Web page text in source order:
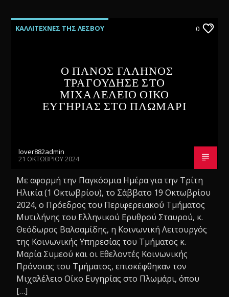
ΚΑΛΛΙΤΕΧΝΕΣ ΤΗΣ ΛΕΣΒΟΥ 0
Ο ΠΑΝΟΣ ΓΑΛΗΝΟΣ
ΤΡΑΓΟΥΔΗΣΕ ΣΤΟ
ΜΙΧΑΛΕΛΕΙΟ ΟΙΚΟ
ΕΥΓΗΡΙΑΣ ΣΤΟ ΠΛΩΜΑΡΙ
lover882admin
21 ΟΚΤΩΒΡΊΟΥ 2024
Με αφορμή την Παγκόσμια Ημέρα για την Τρίτη
Ηλικία (1 Οκτωβρίου), το Σάββατο 19 Οκτωβρίου
2024, ο Πρόεδρος του Περιφερειακού Τμήματος
Μυτιλήνης του Ελληνικού Ερυθρού Σταυρού, κ.
Θεόδωρος Βαλσαμίδης, η Κοινωνική Λειτουργός
της Κοινωνικής Υπηρεσίας του Τμήματος κ.
Μαρία Συμεού και οι Εθελοντές Κοινωνικής
Πρόνοιας του Τμήματος, επισκέφθηκαν τον
Μιχαλέλειο Οίκο Ευγηρίας στο Πλωμάρι, όπου
[…]